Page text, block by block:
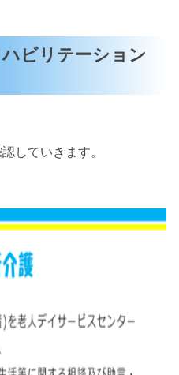
ビリテーション
していきます。